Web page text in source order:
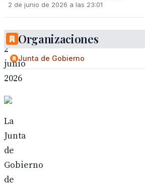
2 de junio de 2026 a las 23:01
2
junio
2026
La
Junta
de
Gobierno
de
Organizaciones
Junta de Gobierno